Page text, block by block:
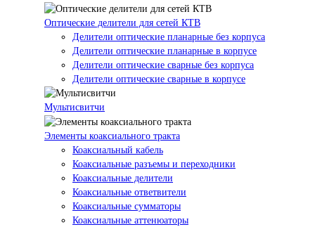
Оптические делители для сетей КТВ
Делители оптические планарные без корпуса
Делители оптические планарные в корпусе
Делители оптические сварные без корпуса
Делители оптические сварные в корпусе
Мультисвитчи
Элементы коаксиального тракта
Коаксиальный кабель
Коаксиальные разъемы и переходники
Коаксиальные делители
Коаксиальные ответвители
Коаксиальные сумматоры
Коаксиальные аттенюаторы